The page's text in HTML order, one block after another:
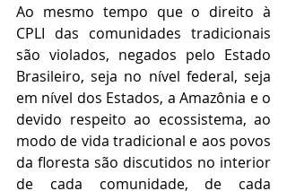
Ao mesmo tempo que o direito à
CPLI das comunidades tradicionais
são violados, negados pelo Estado
Brasileiro, seja no nível federal, seja
em nível dos Estados, a Amazônia e o
devido respeito ao ecossistema, ao
modo de vida tradicional e aos povos
da floresta são discutidos no interior
de cada comunidade, de cada